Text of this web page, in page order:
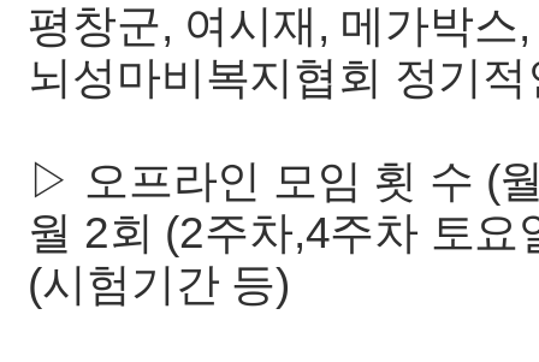
평창군, 여시재, 메가박스
뇌성마비복지협회 정기
▷ 오프라인 모임 횟 수 (
월 2회 (2주차,4주차 토
(시험기간 등)